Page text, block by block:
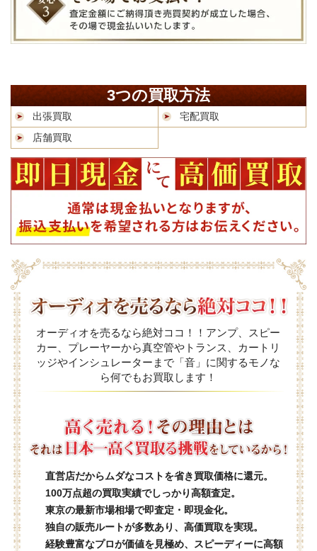
3つの買取方法
出張買取
宅配買取
店舗買取
オーディオを売るなら絶対ココ！！アンプ、スピー
カー、プレーヤーから真空管やトランス、カートリ
ッジやインシュレーターまで「音」に関するモノな
ら何でもお買取します！
直営店だからムダなコストを省き買取価格に還元。
100万点超の買取実績でしっかり高額査定。
東京の最新市場相場で即査定・即現金化。
独自の販売ルートが多数あり、高価買取を実現。
経験豊富なプロが価値を見極め、スピーディーに高額